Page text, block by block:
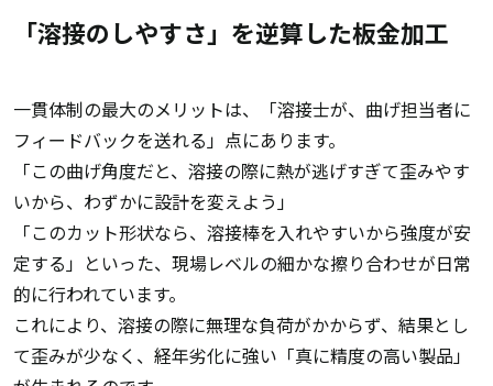
「溶接のしやすさ」を逆算した板金加工
一貫体制の最大のメリットは、「溶接士が、曲げ担当者に
フィードバックを送れる」点にあります。
「この曲げ角度だと、溶接の際に熱が逃げすぎて歪みやす
いから、わずかに設計を変えよう」
「このカット形状なら、溶接棒を入れやすいから強度が安
定する」といった、現場レベルの細かな擦り合わせが日常
的に行われています。
これにより、溶接の際に無理な負荷がかからず、結果とし
て歪みが少なく、経年劣化に強い「真に精度の高い製品」